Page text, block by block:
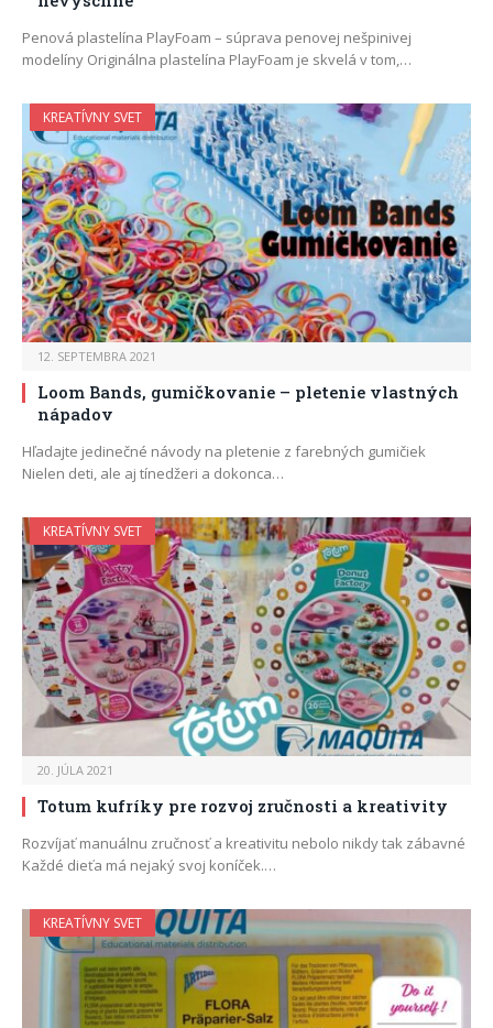
Penová plastelína PlayFoam – súprava penovej nešpinivej
modelíny Originálna plastelína PlayFoam je skvelá v tom,…
KREATÍVNY SVET
12. SEPTEMBRA 2021
Loom Bands, gumičkovanie – pletenie vlastných
nápadov
Hľadajte jedinečné návody na pletenie z farebných gumičiek
Nielen deti, ale aj tínedžeri a dokonca…
KREATÍVNY SVET
20. JÚLA 2021
Totum kufríky pre rozvoj zručnosti a kreativity
Rozvíjať manuálnu zručnosť a kreativitu nebolo nikdy tak zábavné
Každé dieťa má nejaký svoj koníček.…
KREATÍVNY SVET